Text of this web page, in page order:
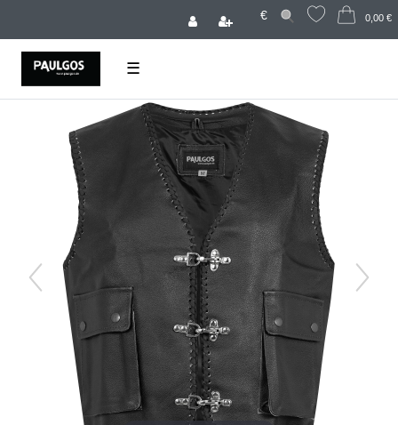
€ 0,00 €
☰